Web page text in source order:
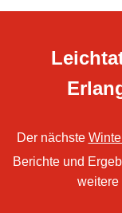
Der nächste
Berichte und
weitere